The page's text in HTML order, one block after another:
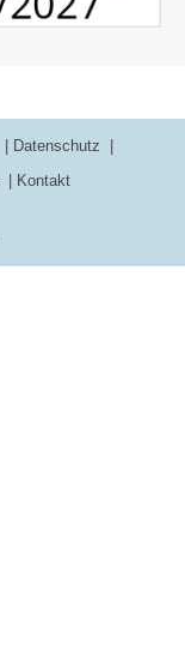
Datenschutz
Kontakt